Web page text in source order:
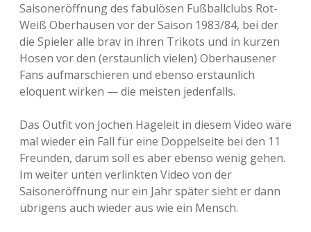
Saisoneröffnung des fabulösen Fußballclubs Rot-
Weiß Oberhausen vor der Saison 1983/84, bei der
die Spieler alle brav in ihren Trikots und in kurzen
Hosen vor den (erstaunlich vielen) Oberhausener
Fans aufmarschieren und ebenso erstaunlich
eloquent wirken — die meisten jedenfalls.
Das Outfit von Jochen Hageleit in diesem Video wäre
mal wieder ein Fall für eine Doppelseite bei den 11
Freunden, darum soll es aber ebenso wenig gehen.
Im weiter unten verlinkten Video von der
Saisoneröffnung nur ein Jahr später sieht er dann
übrigens auch wieder aus wie ein Mensch.